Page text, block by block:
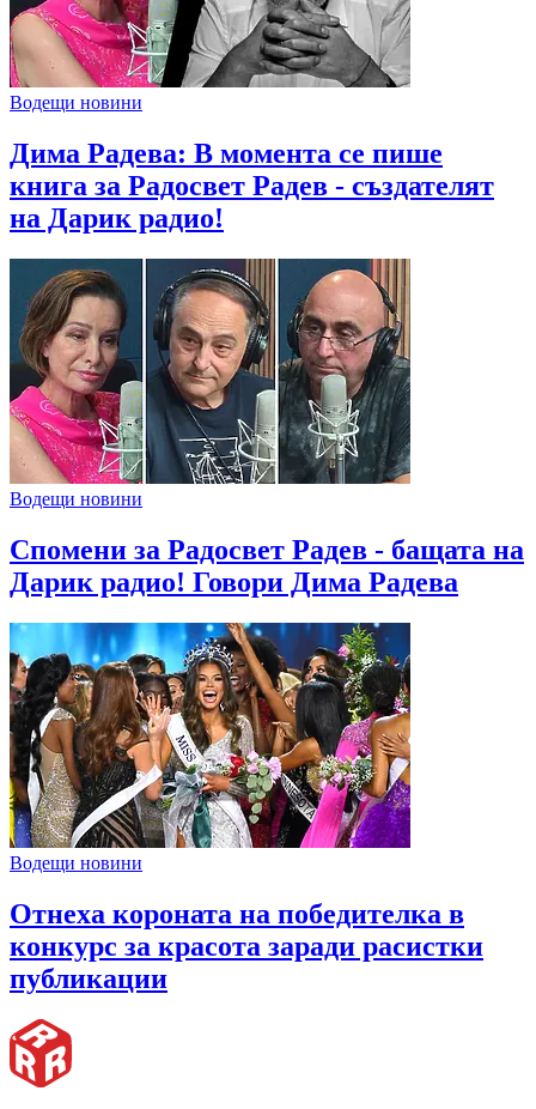
Водещи новини
Дима Радева: В момента се пише
книга за Радосвет Радев - създателят
на Дарик радио!
Водещи новини
Спомени за Радосвет Радев - бащата на
Дарик радио! Говори Дима Радева
Водещи новини
Отнеха короната на победителка в
конкурс за красота заради расистки
публикации